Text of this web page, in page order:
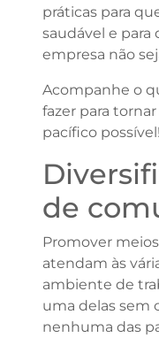
práticas para
saudável e
empresa não
Acompanhe o
fazer para
pacífico possível!
de
Promover
atendam às
ambiente de
uma delas sem
nenhuma das